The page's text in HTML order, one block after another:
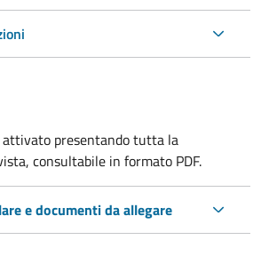
attivato presentando tutta la
consultabile in formato PDF.
e documenti da allegare